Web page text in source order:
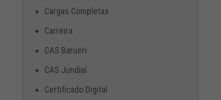
Cargas Completas
Carreira
CAS Barueri
CAS Jundiaí
Certificado Digital